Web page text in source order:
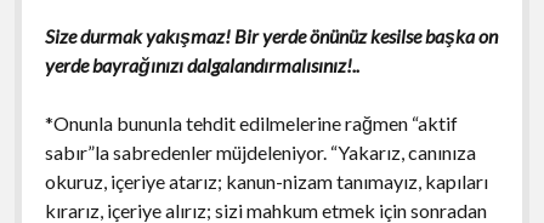
Size durmak yakışmaz! Bir yerde önünüz kesilse başka on
yerde bayrağınızı dalgalandırmalısınız!..
*Onunla bununla tehdit edilmelerine rağmen “aktif
sabır”la sabredenler müjdeleniyor. “Yakarız, canınıza
okuruz, içeriye atarız; kanun-nizam tanımayız, kapıları
kırarız, içeriye alırız; sizi mahkum etmek için sonradan